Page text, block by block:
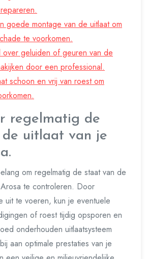
goede montage van de uitlaat om
te voorkomen.
over geluiden of geuren van de
door een professional.
schoon en vrij van roest om
regelmatig de
uitlaat van je
om regelmatig de staat van de
te controleren. Door
uit te voeren, kun je eventuele
of roest tijdig opsporen en
onderhouden uitlaatsysteem
aan optimale prestaties van je